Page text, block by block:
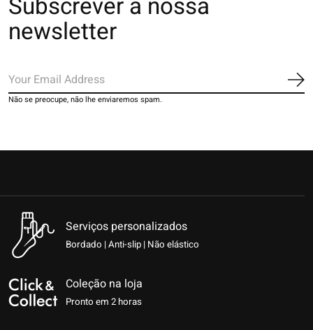
newsletter
Não se preocupe, não lhe enviaremos spam.
Serviços personalizados
Bordado | Anti-slip | Não elástico
Coleção na loja
Pronto em 2 horas